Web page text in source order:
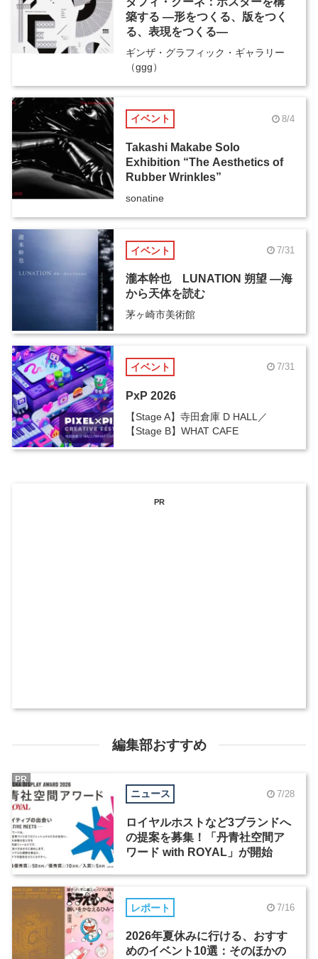
築する ―形をつくる、版をつく
る、表現をつくる―
ギンザ・グラフィック・ギャラリー
（ggg）
イベント 8/4
Takashi Makabe Solo
Exhibition “The Aesthetics of
Rubber Wrinkles”
sonatine
イベント 7/31
瀧本幹也 LUNATION 朔望 ―海
から天体を読む
茅ヶ崎市美術館
イベント 7/31
PxP 2026
【Stage A】寺田倉庫 D HALL／
【Stage B】WHAT CAFE
PR
編集部おすすめ
ニュース 7/28
ロイヤルホストなど3ブランドへ
の提案を募集！「丹青社空間ア
ワード with ROYAL」が開始
PR
レポート 7/16
2026年夏休みに行ける、おすす
めのイベント10選：そのほかの